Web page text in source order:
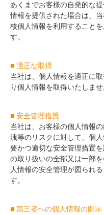
あくまでお客様の自発的な
情報を提供された場合は、
核個人情報を利用すること
す。
■ 適正な取得
当社は、個人情報を適正に
り個人情報を取得いたしませ
■ 安全管理措置
当社は、お客様の個人情報
洩等のリスクに対して、個
要かつ適切な安全管理措置
の取り扱いの全部又は一部
人情報の安全管理が図られ
す。
■ 第三者への個人情報の開示